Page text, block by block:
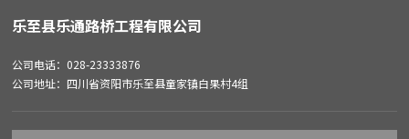
乐至县乐通路桥工程有限公司
公司电话：028-23333876
公司地址：四川省资阳市乐至县童家镇白果村4组